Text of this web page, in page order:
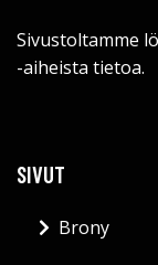
Sivustoltamme
-aiheista tietoa.
SIVUT
Brony